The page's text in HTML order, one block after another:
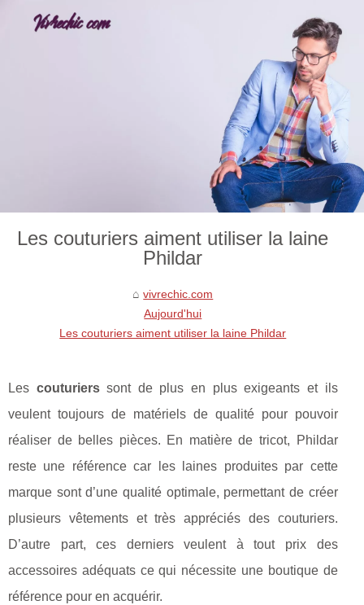
Les couturiers aiment utiliser la laine
Phildar
vivrechic.com
Aujourd'hui
Les couturiers aiment utiliser la laine Phildar
Les couturierssont de plus en plus exigeants et ils
veulent toujours de matériels de qualité pour pouvoir
réaliser de belles pièces. En matière de tricot, Phildar
reste une référence car les laines produites par cette
marque sont d’une qualité optimale, permettant de créer
plusieurs vêtements et très appréciés des couturiers.
D’autre part, ces derniers veulent à tout prix des
accessoires adéquats ce qui nécessite une boutique de
référence pour en acquérir.